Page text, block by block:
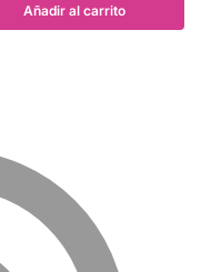
Añadir al carrito